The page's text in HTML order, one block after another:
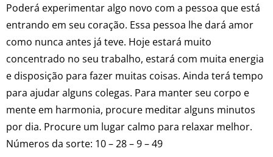
Poderá experimentar algo novo com a pessoa que está
entrando em seu coração. Essa pessoa lhe dará amor
como nunca antes já teve. Hoje estará muito
concentrado no seu trabalho, estará com muita energia
e disposição para fazer muitas coisas. Ainda terá tempo
para ajudar alguns colegas. Para manter seu corpo e
mente em harmonia, procure meditar alguns minutos
por dia. Procure um lugar calmo para relaxar melhor.
Números da sorte: 10 – 28 – 9 – 49